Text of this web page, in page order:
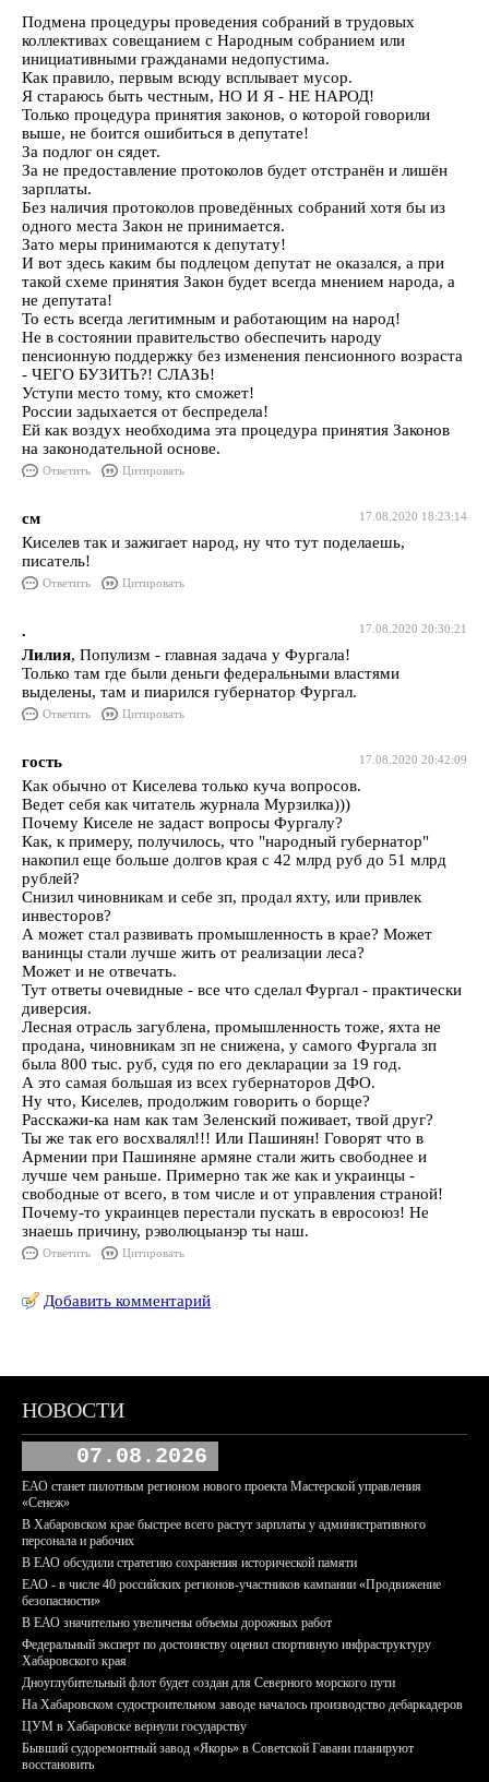
Подмена процедуры проведения собраний в трудовых
коллективах совещанием с Народным собранием или
инициативными гражданами недопустима.
Как правило, первым всюду всплывает мусор.
Я стараюсь быть честным, НО И Я - НЕ НАРОД!
Только процедура принятия законов, о которой говорили
выше, не боится ошибиться в депутате!
За подлог он сядет.
За не предоставление протоколов будет отстранён и лишён
зарплаты.
Без наличия протоколов проведённых собраний хотя бы из
одного места Закон не принимается.
Зато меры принимаются к депутату!
И вот здесь каким бы подлецом депутат не оказался, а при
такой схеме принятия Закон будет всегда мнением народа, а
не депутата!
То есть всегда легитимным и работающим на народ!
Не в состоянии правительство обеспечить народу
пенсионную поддержку без изменения пенсионного возраста
- ЧЕГО БУЗИТЬ?! СЛАЗЬ!
Уступи место тому, кто сможет!
России задыхается от беспредела!
Ей как воздух необходима эта процедура принятия Законов
на законодательной основе.
Ответить Цитировать
17.08.2020 18:23:14
см
Киселев так и зажигает народ, ну что тут поделаешь,
писатель!
Ответить Цитировать
17.08.2020 20:30:21
.
Лилия, Популизм - главная задача у Фургала!
Только там где были деньги федеральными властями
выделены, там и пиарился губернатор Фургал.
Ответить Цитировать
17.08.2020 20:42:09
гость
Как обычно от Киселева только куча вопросов.
Ведет себя как читатель журнала Мурзилка)))
Почему Киселе не задаст вопросы Фургалу?
Как, к примеру, получилось, что "народный губернатор"
накопил еще больше долгов края с 42 млрд руб до 51 млрд
рублей?
Снизил чиновникам и себе зп, продал яхту, или привлек
инвесторов?
А может стал развивать промышленность в крае? Может
ванинцы стали лучше жить от реализации леса?
Может и не отвечать.
Тут ответы очевидные - все что сделал Фургал - практически
диверсия.
Лесная отрасль загублена, промышленность тоже, яхта не
продана, чиновникам зп не снижена, у самого Фургала зп
была 800 тыс. руб, судя по его декларации за 19 год.
А это самая большая из всех губернаторов ДФО.
Ну что, Киселев, продолжим говорить о борще?
Расскажи-ка нам как там Зеленский поживает, твой друг?
Ты же так его восхвалял!!! Или Пашинян! Говорят что в
Армении при Пашиняне армяне стали жить свободнее и
лучше чем раньше. Примерно так же как и украинцы -
свободные от всего, в том числе и от управления страной!
Почему-то украинцев перестали пускать в евросоюз! Не
знаешь причину, рэволюцыанэр ты наш.
Ответить Цитировать
Добавить комментарий
НОВОСТИ
07.08.2026
ЕАО станет пилотным регионом нового проекта Мастерской управления
«Сенеж»
В Хабаровском крае быстрее всего растут зарплаты у административного
персонала и рабочих
В ЕАО обсудили стратегию сохранения исторической памяти
ЕАО - в числе 40 российских регионов-участников кампании «Продвижение
безопасности»
В ЕАО значительно увеличены объемы дорожных работ
Федеральный эксперт по достоинству оценил спортивную инфраструктуру
Хабаровского края
Дноуглубительный флот будет создан для Северного морского пути
На Хабаровском судостроительном заводе началось производство дебаркадеров
ЦУМ в Хабаровске вернули государству
Бывший судоремонтный завод «Якорь» в Советской Гавани планируют
восстановить